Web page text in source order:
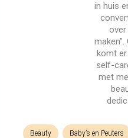
in huis
over
komt
self-
met
Beauty Baby’s en Peuters